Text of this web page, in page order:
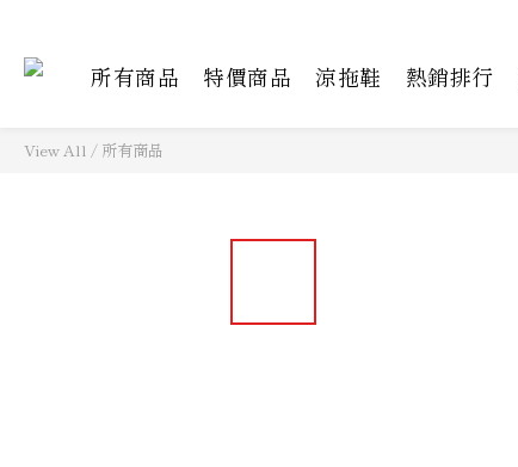
所有商品 特價商品 涼拖鞋 熱銷排行
View All / 所有商品